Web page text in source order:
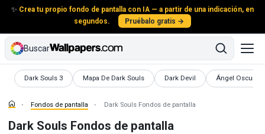
✨ Crea tu propio fondo de pantalla con IA — a partir de una indicación, en
segundos.
Pruébalo gratis →
Buscar
Dark Souls 3
Fondos de pantalla Mapa De Dark Souls
Fondos de pantalla Dark Devil
Fondos de pantallaÁngel Oscuro
Fondos de
Fondos de pantalla Dark Souls Fondos de pantalla
Dark Souls Fondos de pantalla